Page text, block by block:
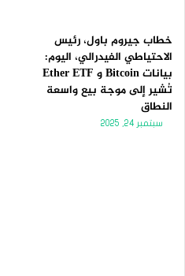
خطاب جيروم باول، رئيس
الاحتياطي الفيدرالي، اليوم:
بيانات Bitcoin و Ether ETF
تُشير إلى موجة بيع واسعة
النطاق
سبتمبر 24, 2025